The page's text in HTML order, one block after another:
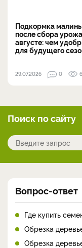
Подкормка
после сбора
августе: чем
для будущего
29.07.2026 0
Поиск по сайту
Вопрос-ответ
Где купить
Обрезка
Обрезка